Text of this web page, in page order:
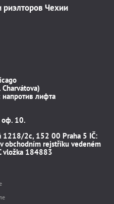
риэлторов Чехии
лифта
оф. 10.
1218/2c, 152 00 Praha 5 IČ:
obchodním rejstříku vedeném
vložka 184883